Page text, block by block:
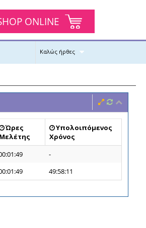
ONLINE
Καλώς ήρθες
Ώρες
Μελέτης
Υπολοιπόμενος
Χρόνος
-
49:58:11